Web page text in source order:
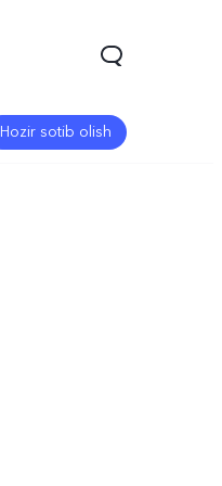
Hozir sotib olish